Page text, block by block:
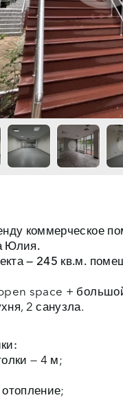
коммерческое
Юлия.
— 245 кв.м.
space +
2 санузла.
— 4 м;